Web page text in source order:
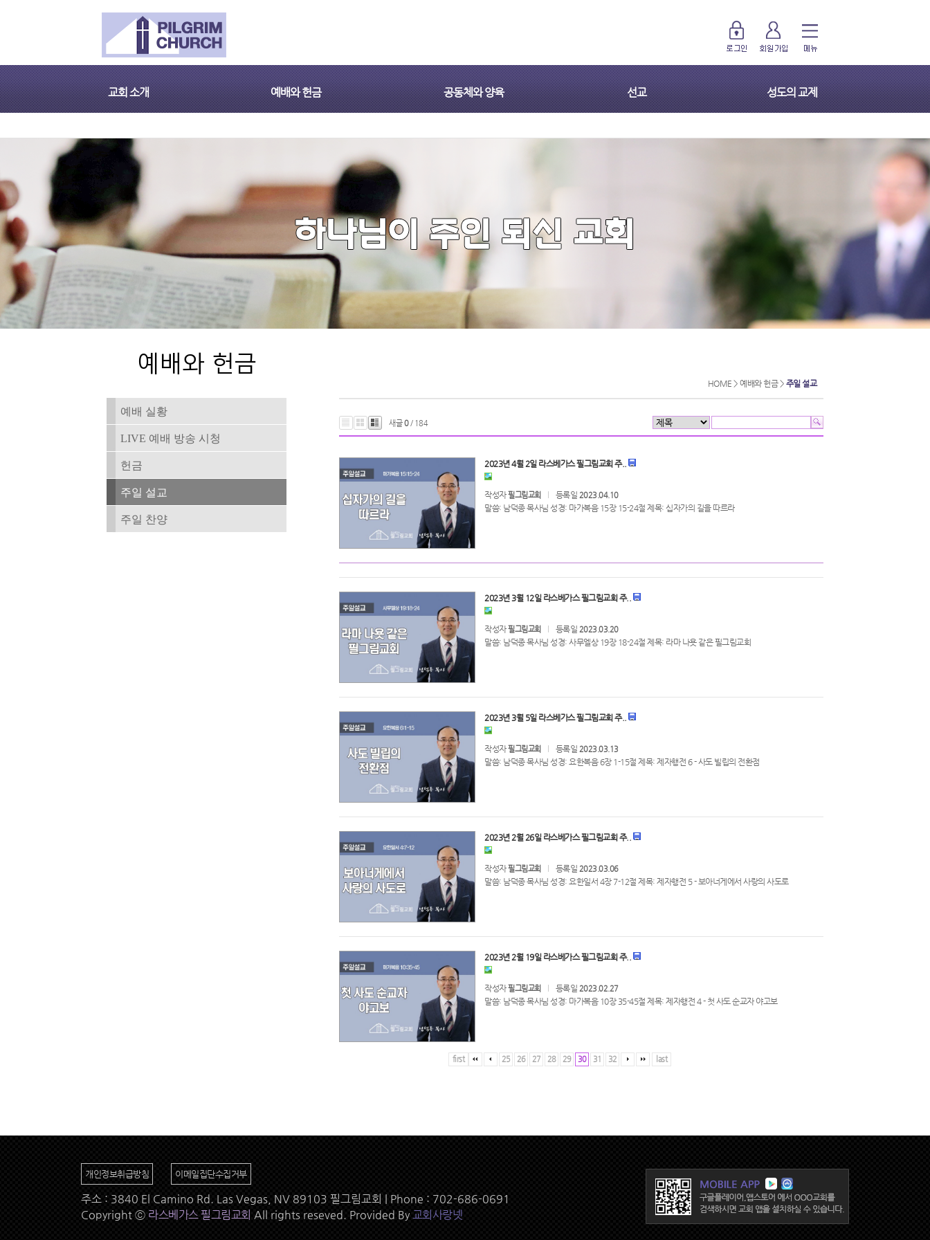
교회 소개 예배와 헌금 공동체와 양육 선교 성도의 교제
예배 실황
LIVE 예배 방송 시청
헌금
주일 설교
주일 찬양
HOME > 예배와 헌금 > 주일 설교
새글0/ 184
2023년 4월 2일 라스베가스 필그림교회 주..
작성자필그림교회 등록일 2023.04.10
말씀: 남덕종 목사님 성경: 마가복음 15장 15-24절 제목: 십자가의 길을 따르라
2023년 3월 12일 라스베가스 필그림교회 주..
작성자필그림교회 등록일 2023.03.20
말씀: 남덕종 목사님 성경: 사무엘상 19장 18-24절 제목: 라마 나욧 같은 필그림교회
2023년 3월 5일 라스베가스 필그림교회 주..
작성자필그림교회 등록일 2023.03.13
말씀: 남덕종 목사님 성경: 요한복음 6장 1-15절 제목: 제자행전 6 - 사도 빌립의 전환점
2023년 2월 26일 라스베가스 필그림교회 주..
작성자필그림교회 등록일 2023.03.06
말씀: 남덕종 목사님 성경: 요한일서 4장 7-12절 제목: 제자행전 5 - 보아너게에서 사랑의 사도로
2023년 2월 19일 라스베가스 필그림교회 주..
작성자필그림교회 등록일 2023.02.27
말씀: 남덕종 목사님 성경: 마가복음 10장 35-45절 제목: 제자행전 4 - 첫 사도 순교자 야고보
first 25 26 27 28 29 30 31 32 last
개인정보취급방침 이메일집단수집거부
주소 : 3840 El Camino Rd. Las Vegas, NV 89103 필그림교회 | Phone : 702-686-0691
Copyright ⓒ 라스베가스 필그림교회 All rights reseved. Provided By 교회사랑넷